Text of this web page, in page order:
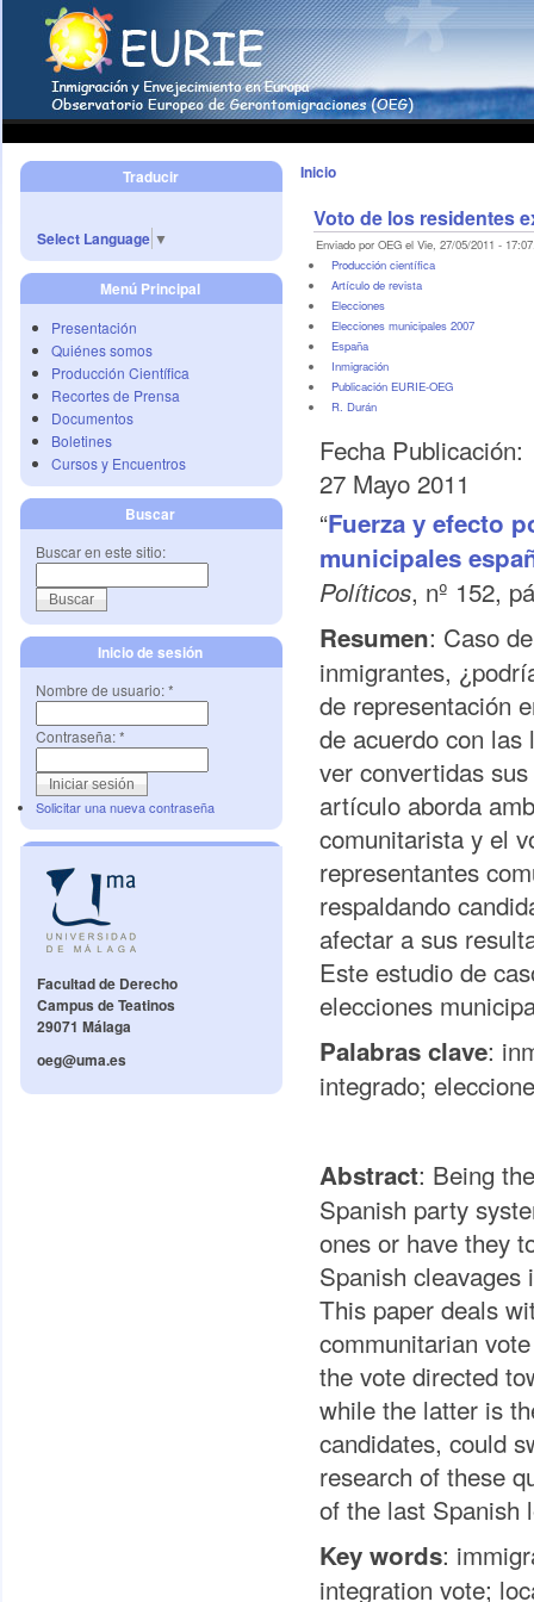
Traducir
Select Language ▼
Menú Principal
Presentación
Quiénes somos
Producción Científica
Recortes de Prensa
Documentos
Boletines
Cursos y Encuentros
Buscar
Buscar en este sitio:
Inicio de sesión
Nombre de usuario:*
Contraseña:*
Solicitar una nueva contraseña
Facultad de Derecho
Campus de Teatinos
29071 Málaga
oeg@uma.es
Inicio
Voto de los residentes
Enviado por OEG el Vie, 27/05/2011 -
Producción científica
Artículo de revista
Elecciones
Elecciones municipales 2007
España
Inmigración
Publicación EURIE-OEG
R. Durán
Fecha Publicación:
27 Mayo 2011
“Fuerza y efecto
municipales
Políticos, nº 152,
Resumen: Caso
inmigrantes,
de representación
de acuerdo con
ver convertidas
artículo aborda
comunitarista y el
representantes
respaldando
afectar a sus
Este estudio de
elecciones
Palabras clave:
integrado;
Abstract: Being
Spanish party
ones or have they
Spanish
This paper deals
communitarian
the vote directed
while the latter is
candidates, could
research of these
of the last Spanish
Key words:
integration vote;